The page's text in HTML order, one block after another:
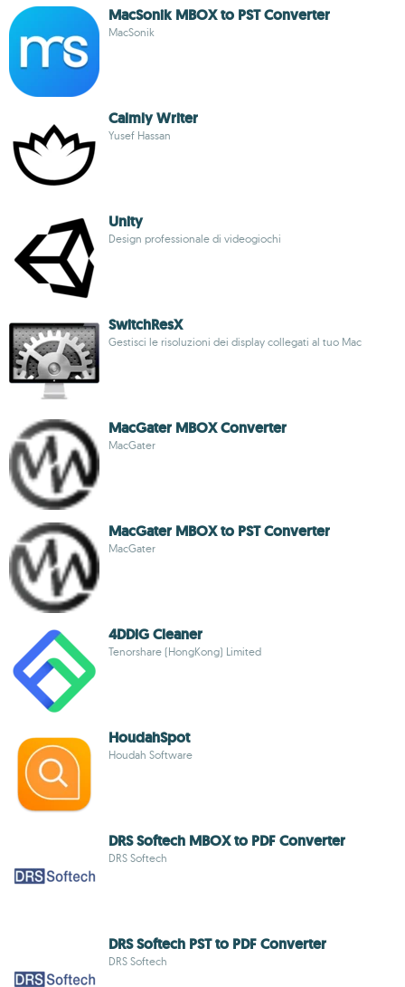
MacSonik MBOX to PST Converter
MacSonik
Calmly Writer
Yusef Hassan
Unity
Design professionale di videogiochi
SwitchResX
Gestisci le risoluzioni dei display collegati al tuo Mac
MacGater MBOX Converter
MacGater
MacGater MBOX to PST Converter
MacGater
4DDiG Cleaner
Tenorshare (HongKong) Limited
HoudahSpot
Houdah Software
DRS Softech MBOX to PDF Converter
DRS Softech
DRS Softech PST to PDF Converter
DRS Softech